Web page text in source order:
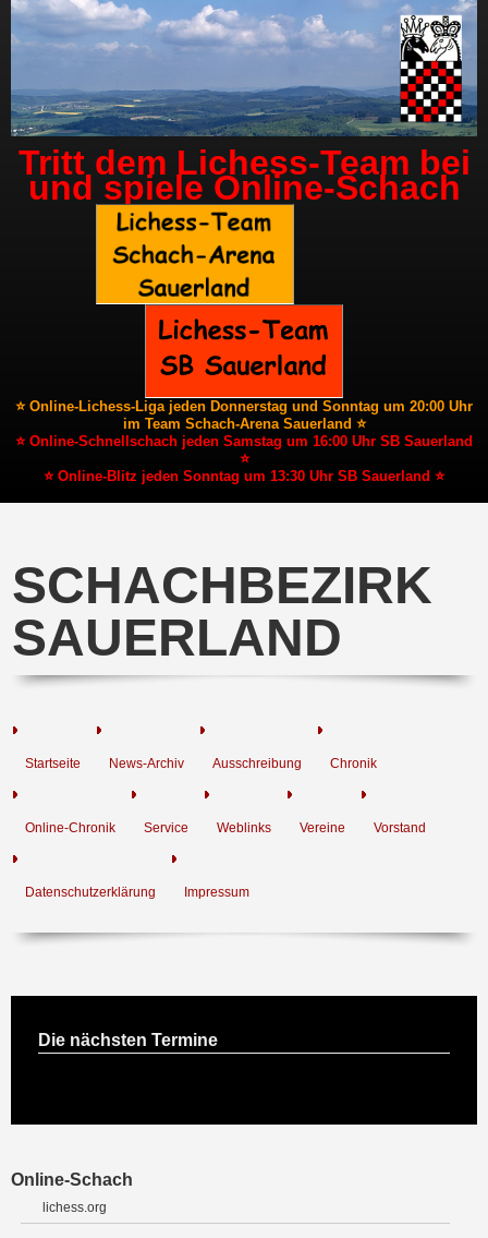
Tritt dem Lichess-Team bei
und spiele Online-Schach
⭐ Online-Lichess-Liga jeden Donnerstag und Sonntag um 20:00 Uhr
im Team Schach-Arena Sauerland ⭐
⭐ Online-Schnellschach jeden Samstag um 16:00 Uhr SB Sauerland
⭐
⭐ Online-Blitz jeden Sonntag um 13:30 Uhr SB Sauerland ⭐
SCHACHBEZIRK
SAUERLAND
Startseite News-Archiv Ausschreibung Chronik
Online-Chronik Service Weblinks Vereine Vorstand
Datenschutzerklärung Impressum
Die nächsten Termine
Online-Schach
lichess.org